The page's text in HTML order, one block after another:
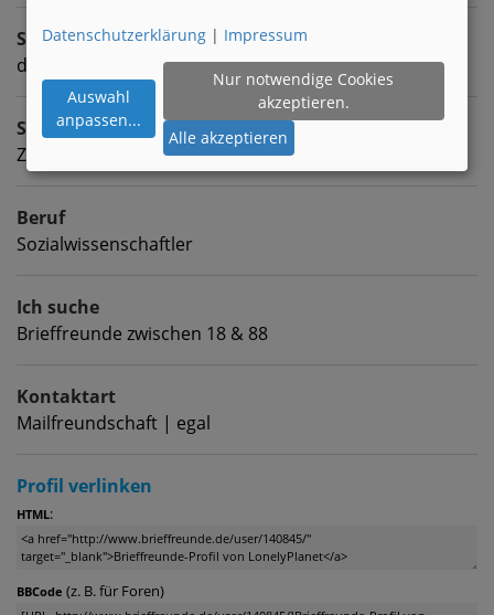
Sprachen
deutsch englisch
Sternzeichen
Zwillinge
Beruf
Sozialwissenschaftler
Ich suche
Brieffreunde zwischen 18 & 88
Kontaktart
Mailfreundschaft | egal
Profil verlinken
HTML:
BBCode (z. B. für Foren)
Datenschutzerklärung | Impressum
Auswahl
anpassen...
Nur notwendige Cookies
akzeptieren.
Alle akzeptieren